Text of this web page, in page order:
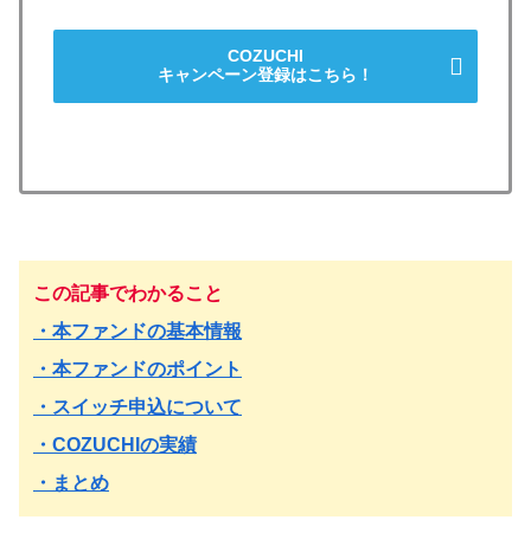
COZUCHI
キャンペーン登録はこちら！
この記事でわかること
・本ファンドの基本情報
・本ファンドのポイント
・スイッチ申込について
・COZUCHIの実績
・まとめ